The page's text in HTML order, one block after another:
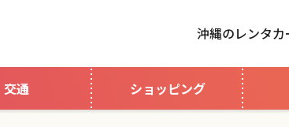
沖縄のレンタ
交通 ショッピング